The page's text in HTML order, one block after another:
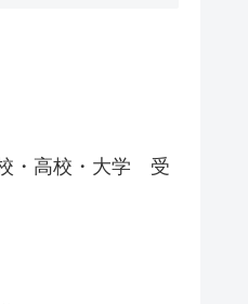
・高校・大学 受